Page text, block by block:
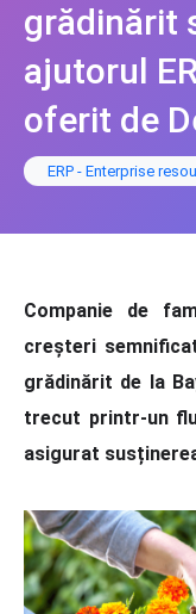
grădinărit
ajutorul
oferit de
ERP - Enterprise
Companie de
creșteri
grădinărit de la
trecut printr-un
asigurat